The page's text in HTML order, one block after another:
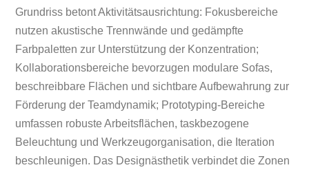
Grundriss betont Aktivitätsausrichtung: Fokusbereiche
nutzen akustische Trennwände und gedämpfte
Farbpaletten zur Unterstützung der Konzentration;
Kollaborationsbereiche bevorzugen modulare Sofas,
beschreibbare Flächen und sichtbare Aufbewahrung zur
Förderung der Teamdynamik; Prototyping-Bereiche
umfassen robuste Arbeitsflächen, taskbezogene
Beleuchtung und Werkzeugorganisation, die Iteration
beschleunigen. Das Designästhetik verbindet die Zonen